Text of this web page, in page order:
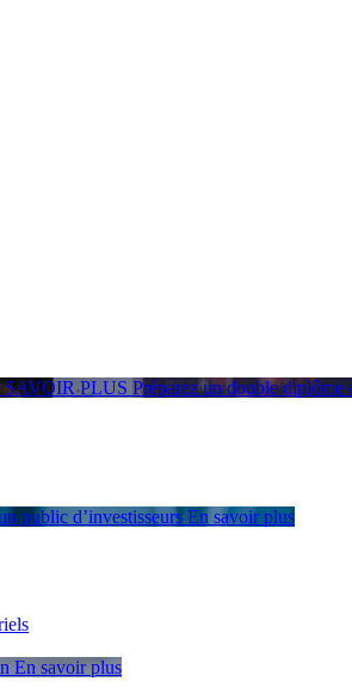
SAVOIR PLUS Préparez un double
public d’investisseurs En savoir plus
En savoir plus